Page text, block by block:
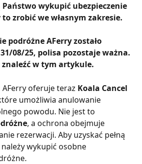
Państwo wykupić ubezpieczenie
zrobić we własnym zakresie.
podróżne AFerry zostało
08/25, polisa pozostaje ważna.
znaleźć w tym artykule.
AFerry oferuje teraz Koala Cancel
umożliwia anulowanie
powodu. Nie jest to
, a ochrona obejmuje
rezerwacji. Aby uzyskać pełną
wykupić osobne